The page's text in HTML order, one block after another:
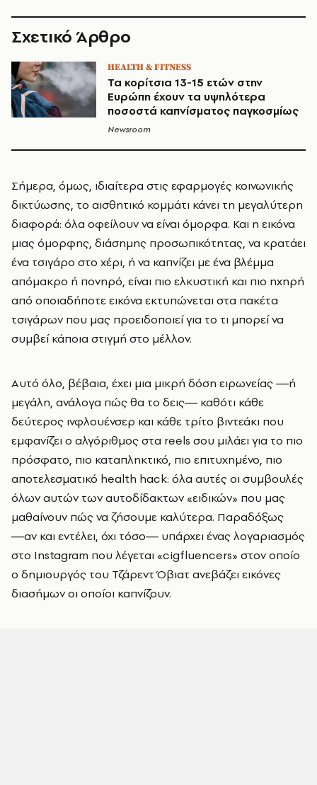
Σχετικό Άρθρο
HEALTH & FITNESS
Τα κορίτσια 13-15 ετών στην
Ευρώπη έχουν τα υψηλότερα
ποσοστά καπνίσματος παγκοσμίως
Newsroom
Σήμερα, όμως, ιδιαίτερα στις εφαρμογές κοινωνικής
δικτύωσης, το αισθητικό κομμάτι κάνει τη μεγαλύτερη
διαφορά: όλα οφείλουν να είναι όμορφα. Και η εικόνα
μιας όμορφης, διάσημης προσωπικότητας, να κρατάει
ένα τσιγάρο στο χέρι, ή να καπνίζει με ένα βλέμμα
απόμακρο ή πονηρό, είναι πιο ελκυστική και πιο ηχηρή
από οποιαδήποτε εικόνα εκτυπώνεται στα πακέτα
τσιγάρων που μας προειδοποιεί για το τι μπορεί να
συμβεί κάποια στιγμή στο μέλλον.
Αυτό όλο, βέβαια, έχει μια μικρή δόση ειρωνείας ―ή
μεγάλη, ανάλογα πώς θα το δεις― καθότι κάθε
δεύτερος ινφλουένσερ και κάθε τρίτο βιντεάκι που
εμφανίζει ο αλγόριθμος στα reels σου μιλάει για το πιο
πρόσφατο, πιο καταπληκτικό, πιο επιτυχημένο, πιο
αποτελεσματικό health hack: όλα αυτές οι συμβουλές
όλων αυτών των αυτοδίδακτων «ειδικών» που μας
μαθαίνουν πώς να ζήσουμε καλύτερα. Παραδόξως
―αν και εντέλει, όχι τόσο― υπάρχει ένας λογαριασμός
στο Instagram που λέγεται «cigfluencers» στον οποίο
ο δημιουργός του Τζάρεντ Όβιατ ανεβάζει εικόνες
διασήμων οι οποίοι καπνίζουν.